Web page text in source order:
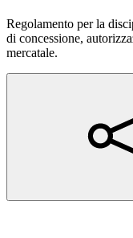
Regolamento per la
di concessione,
mercatale.